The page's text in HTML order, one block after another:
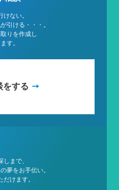
ない。
引ける・・・。
りを作成し
す。
をする
まで、
夢をお手伝い。
だけます。